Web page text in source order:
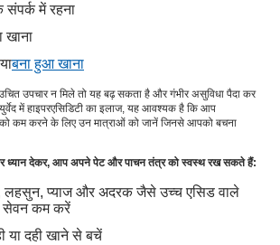
संपर्क में रहना
खाना
बना हुआ खाना
उपचार न मिले तो यह बढ़ सकता है और गंभीर असुविधा पैदा कर
में हाइपरएसिडिटी का इलाज, यह आवश्यक है कि आप
को कम करने के लिए उन मात्राओं को जानें जिनसे आपको बचना
ध्यान देकर, आप अपने पेट और पाचन तंत्र को स्वस्थ रख सकते हैं:
लहसुन, प्याज और अदरक जैसे उच्च एसिड वाले
सेवन कम करें
या दही खाने से बचें